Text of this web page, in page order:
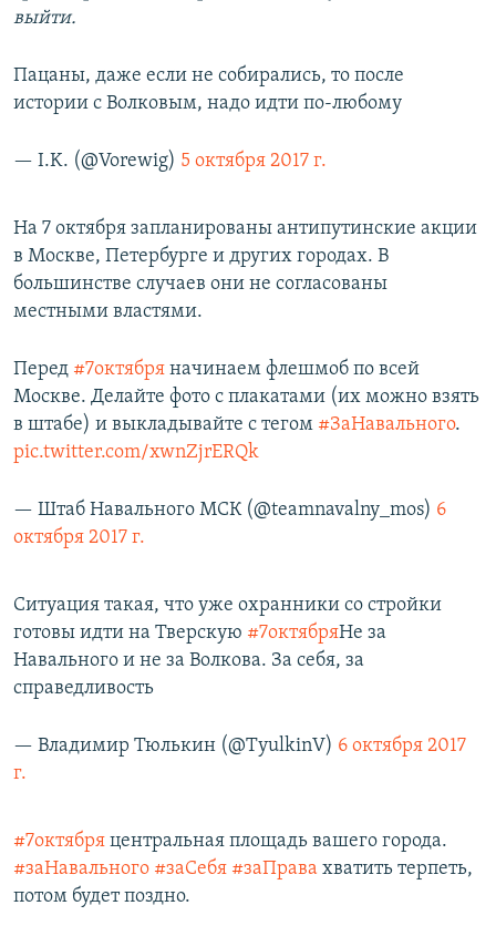
выйти.
Пацаны, даже если не собирались, то после
истории с Волковым, надо идти по-любому
— I.K. (@Vorewig) 5 октября 2017 г.
На 7 октября запланированы антипутинские акции
в Москве, Петербурге и других городах. В
большинстве случаев они не согласованы
местными властями.
Перед #7октября начинаем флешмоб по всей
Москве. Делайте фото с плакатами (их можно взять
в штабе) и выкладывайте с тегом #ЗаНавального.
pic.twitter.com/xwnZjrERQk
— Штаб Навального МСК (@teamnavalny_mos) 6
октября 2017 г.
Ситуация такая, что уже охранники со стройки
готовы идти на Тверскую #7октябряНе за
Навального и не за Волкова. За себя, за
справедливость
— Владимир Тюлькин (@TyulkinV) 6 октября 2017
г.
#7октября центральная площадь вашего города.
#заНавального #заСебя #заПрава хватить терпеть,
потом будет поздно.